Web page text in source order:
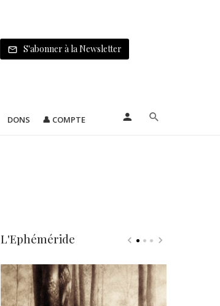
S'abonner à la Newsletter
DONS 👤 COMPTE
L'Ephéméride